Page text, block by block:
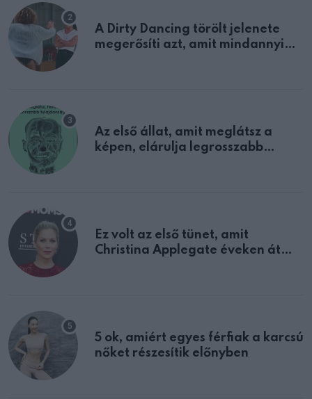
A Dirty Dancing törölt jelenete
megerősíti azt, amit mindannyian
Az első állat, amit meglátsz a
képen, elárulja legrosszabb
Ez volt az első tünet, amit
Christina Applegate éveken át
5 ok, amiért egyes férfiak a karcsú
nőket részesítik előnyben